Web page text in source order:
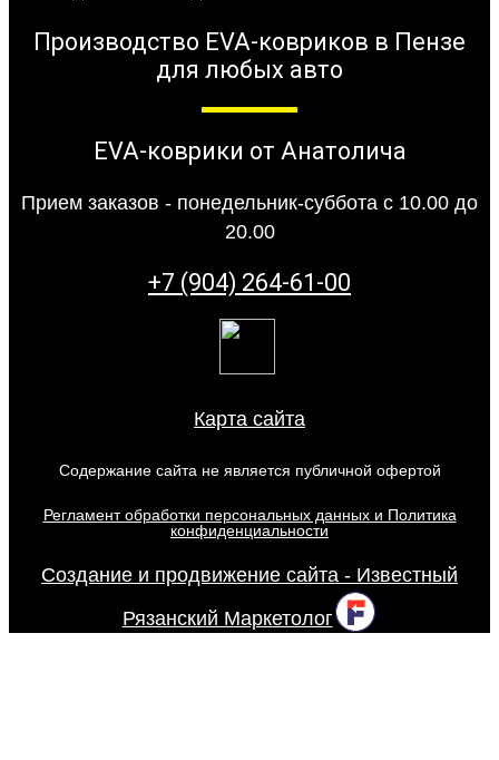
Производство EVA-ковриков в Пензе
для любых авто
EVA-коврики от Анатолича
Прием заказов - понедельник-суббота с 10.00 до
20.00
+7 (904) 264-61-00
Карта сайта
Содержание сайта не является публичной офертой
Регламент обработки персональных данных и Политика
конфиденциальности
Создание и продвижение сайта - Известный
Рязанский Маркетолог